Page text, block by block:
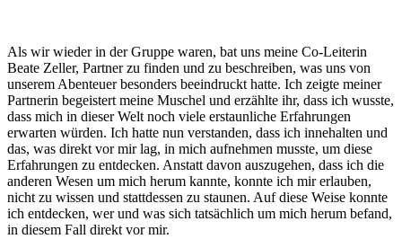
Als wir wieder in der Gruppe waren, bat uns meine Co-Leiterin
Beate Zeller, Partner zu finden und zu beschreiben, was uns von
unserem Abenteuer besonders beeindruckt hatte. Ich zeigte meiner
Partnerin begeistert meine Muschel und erzählte ihr, dass ich wusste,
dass mich in dieser Welt noch viele erstaunliche Erfahrungen
erwarten würden. Ich hatte nun verstanden, dass ich innehalten und
das, was direkt vor mir lag, in mich aufnehmen musste, um diese
Erfahrungen zu entdecken. Anstatt davon auszugehen, dass ich die
anderen Wesen um mich herum kannte, konnte ich mir erlauben,
nicht zu wissen und stattdessen zu staunen. Auf diese Weise konnte
ich entdecken, wer und was sich tatsächlich um mich herum befand,
in diesem Fall direkt vor mir.